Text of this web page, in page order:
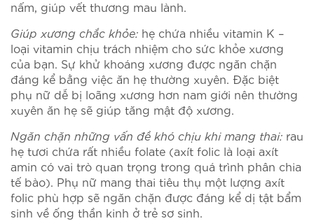
nấm, giúp vết thương mau lành.
Giúp xương chắc khỏe: hẹ chứa nhiều vitamin K –
loại vitamin chịu trách nhiệm cho sức khỏe xương
của bạn. Sự khử khoáng xương được ngăn chặn
đáng kể bằng việc ăn hẹ thường xuyên. Đặc biệt
phụ nữ dễ bị loãng xương hơn nam giới nên thường
xuyên ăn hẹ sẽ giúp tăng mật độ xương.
Ngăn chặn những vấn đề khó chịu khi mang thai: rau
hẹ tươi chứa rất nhiều folate (axít folic là loại axít
amin có vai trò quan trọng trong quá trình phân chia
tế bào). Phụ nữ mang thai tiêu thụ một lượng axít
folic phù hợp sẽ ngăn chặn được đáng kể dị tật bẩm
sinh về ống thần kinh ở trẻ sơ sinh.